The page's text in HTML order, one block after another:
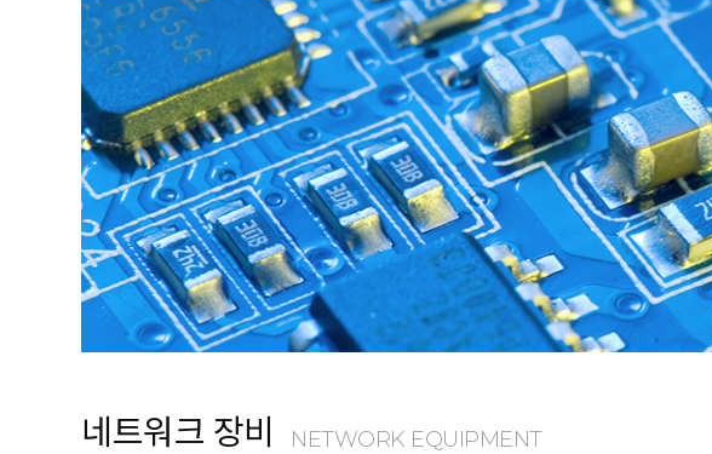
네트워크 장비 NETWORK EQUIPMENT